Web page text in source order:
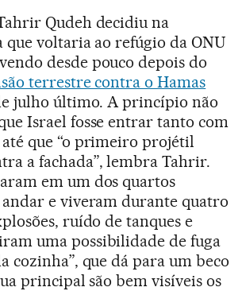
Qudeh decidiu na
que voltaria ao refúgio da ONU
desde pouco depois do
terrestre contra o Hamas
julho último. A princípio não
Israel fosse entrar tanto com
até que “o primeiro projétil
a fachada”, lembra Tahrir.
em um dos quartos
e viveram durante quatro
ruído de tanques e
uma possibilidade de fuga
cozinha”, que dá para um beco
principal são bem visíveis os